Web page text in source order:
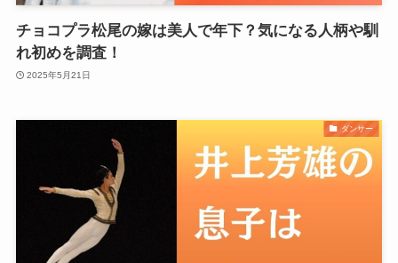
チョコプラ松尾の嫁は美人で年下？気になる人柄や馴
れ初めを調査！
2025年5月21日
ダンサー